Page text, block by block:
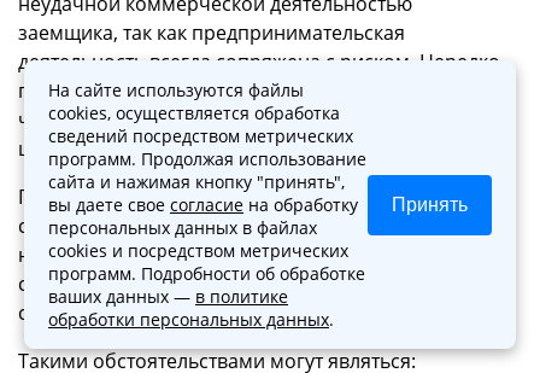
заемщика, так как предпринимательская
деятельность всегда сопряжена с риском. Нередко
подсудимые указывают на то, что осуществляли
частичный возврат кредита и (или) его частичное
целевое использование.
Признавая вину подсудимых в хищении кредита,
суды учитывают различные обстоятельства,
наличие которых в конкретном деле в
совокупности с другими обстоятельствами может
свидетельствовать об умысле подсудимого.
Такими обстоятельствами могут являться:
На сайте используются файлы
cookies, осуществляется обработка
сведений посредством метрических
программ. Продолжая использование
сайта и нажимая кнопку "принять",
вы даете свое согласие на обработку
персональных данных в файлах
cookies и посредством метрических
программ. Подробности об обработке
ваших данных — в политике
обработки персональных данных.
Принять